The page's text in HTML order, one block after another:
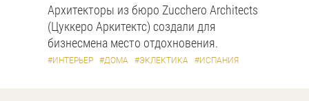
Архитекторы из бюро Zucchero Architects
(Цуккеро Аркитектс) создали для
бизнесмена место отдохновения.
#ИНТЕРЬЕР #ДОМА #ЭКЛЕКТИКА #ИСПАНИЯ